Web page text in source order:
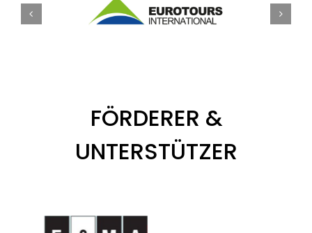
FÖRDERER &
UNTERSTÜTZER